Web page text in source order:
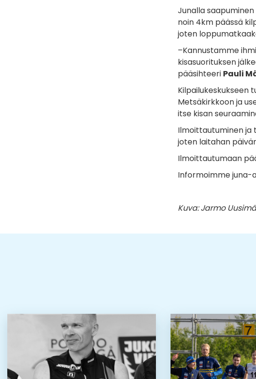
Junalla
noin 4km päässä
joten
–Kannustamme
kisasuorituksen
pääsihteeri Pauli
Kilpailukeskukseen
Metsäkirkkoon ja
itse kisan
Ilmoittautuminen ja
joten laitahan
Ilmoittautumaan
Informoimme juna-
Kuva: Jarmo